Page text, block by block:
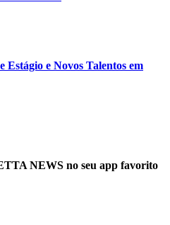
e Novos Talentos em
NEWS no seu app favorito